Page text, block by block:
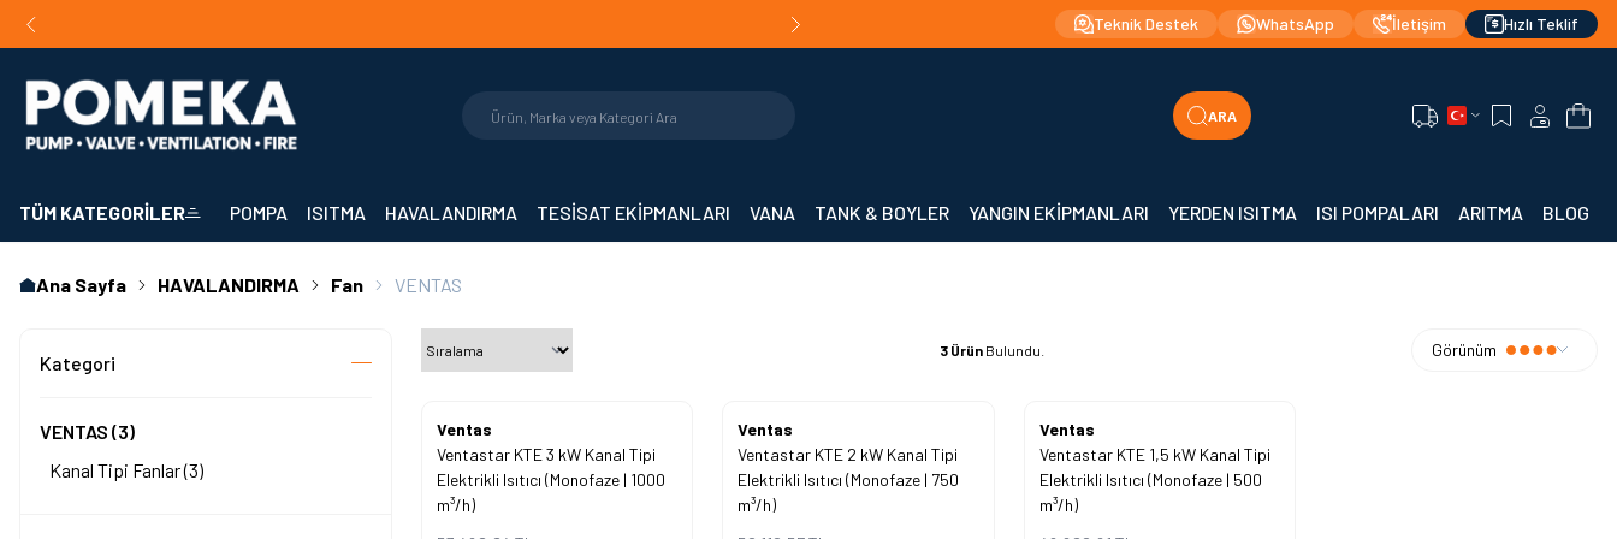
Orijinal Ürün Garantisi | Mühendislik Destekli Teklif | Hızlı Teslimat! Orijinal Ürün
Teknik Destek WhatsApp İletişim Hızlı Teklif
ARA Favorilerim
Hesabım
TÜM KATEGORİLER POMPA ISITMA HAVALANDIRMA TESİSAT EKİPMANLARI VANA TANK & BOYLER YANGIN EKİPMANLARI YERDEN ISITMA ISI POMPALARI ARITMA BLOG
Ana Sayfa HAVALANDIRMA Fan VENTAS
Kategori
VENTAS (3)
Kanal Tipi Fanlar(3)
3ÜrünBulundu. Görünüm
%45
İndirim
Ventas
Ventastar KTE 3 kW Kanal Tipi
Elektrikli Isıtıcı (Monofaze | 1000
m³/h)
%45
İndirim
Ventas
Ventastar KTE 2 kW Kanal Tipi
Elektrikli Isıtıcı (Monofaze | 750
m³/h)
%45
İndirim
Ventas
Ventastar KTE 1,5 kW Kanal Tipi
Elektrikli Isıtıcı (Monofaze | 500
m³/h)